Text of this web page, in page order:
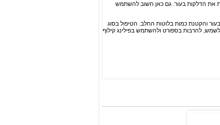
את הדלקות בעור. גם כאן חשוב להשתמש
והקטנת כמות בלוטות החלב. הטיפול בסוג
להרבות בספורט ולהשתמש בפילינג קילוף